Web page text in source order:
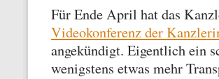
Für Ende April hat das
Videokonferenz der
angekündigt. Eigentlich ein
wenigstens etwas mehr